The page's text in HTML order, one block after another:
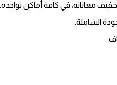
معاناته، في كافة أماكن تواجده.
الشاملة.